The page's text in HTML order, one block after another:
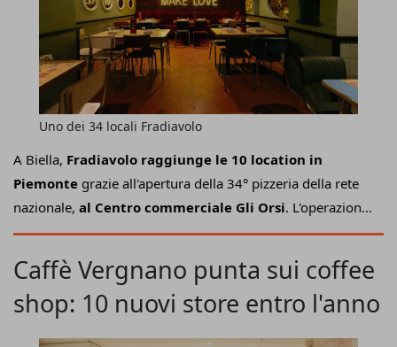
A Biella, Fradiavolo raggiunge le 10 location in
Piemonte grazie all'apertura della 34° pizzeria della rete
nazionale, al Centro commerciale Gli Orsi. L'operazione
si inserisce all'interno di un piano di sviluppo globale che
Francia rafforzando un percorso di crescita avviato nel
2018 (con l'acquisizione da parte di Mauro D'Errico e
Uno dei 34 locali Fradiavolo
Caffè Vergnano punta sui coffee
shop: 10 nuovi store entro l'anno